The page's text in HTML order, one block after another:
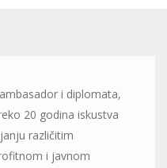
i diplomata,
20 godina iskustva
različitim
i javnom